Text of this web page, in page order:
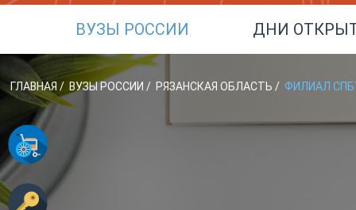
ВУЗЫ РОССИИ ДНИ
ГЛАВНАЯ / ВУЗЫ РОССИИ / РЯЗАНСКАЯ ОБЛАСТЬ / ФИЛИАЛ